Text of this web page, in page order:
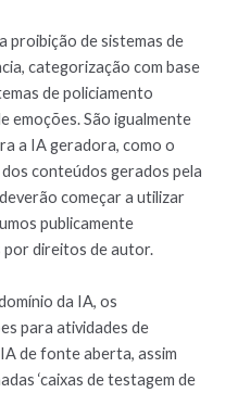
proibição de sistemas de
categorização com base
de policiamento
emoções. São igualmente
a IA geradora, como o
conteúdos gerados pela
começar a utilizar
publicamente
por direitos de autor.
da IA, os
para atividades de
de fonte aberta, assim
‘caixas de testagem de